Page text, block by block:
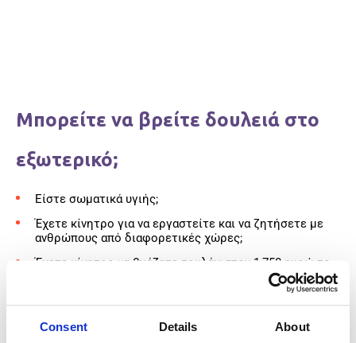
Consent Details About
Μπορείτε να βρείτε δουλειά στο
εξωτερικό;
Είστε σωματικά υγιής;
Έχετε κίνητρο για να εργαστείτε και να ζητήσετε με
ανθρώπους από διαφορετικές χώρες;
Έχετε κίνητρο να βγάζετε τουλάχιστον 1,750 ευρώ το
Το Ρόμπιν μπορεί να σας βοηθήσει να βρείτε δουλειά στο